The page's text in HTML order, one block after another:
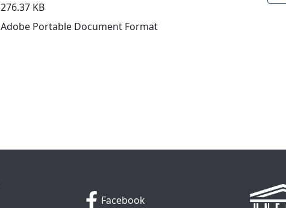
276.37 KB
Adobe Portable Document Format
Facebook